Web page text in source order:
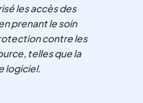
les accès des
prenant le soin
contre les
telles que la
logiciel.